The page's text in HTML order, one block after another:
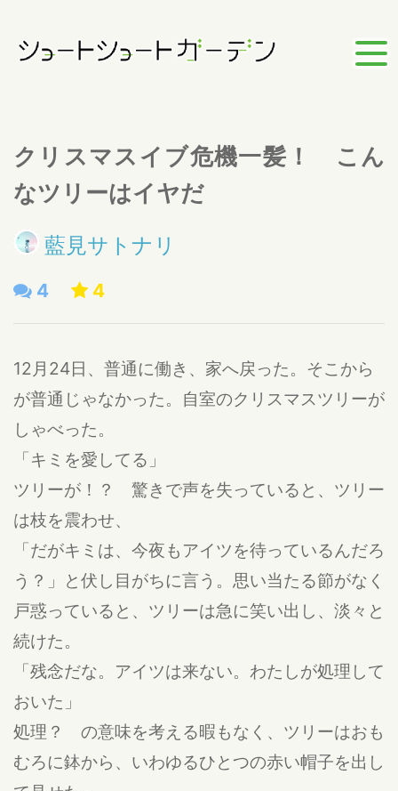
クリスマスイブ危機一髪！ こん
なツリーはイヤだ
藍見サトナリ
4 4
12月24日、普通に働き、家へ戻った。そこから
が普通じゃなかった。自室のクリスマスツリーが
しゃべった。
「キミを愛してる」
ツリーが！？ 驚きで声を失っていると、ツリー
は枝を震わせ、
「だがキミは、今夜もアイツを待っているんだろ
う？」と伏し目がちに言う。思い当たる節がなく
戸惑っていると、ツリーは急に笑い出し、淡々と
続けた。
「残念だな。アイツは来ない。わたしが処理して
おいた」
処理？ の意味を考える暇もなく、ツリーはおも
むろに鉢から、いわゆるひとつの赤い帽子を出し